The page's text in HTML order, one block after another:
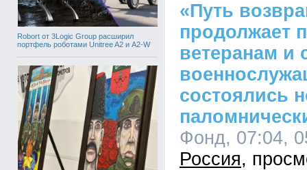
Robort от 3Logic Group расширил
портфель роботами Unitree A2 и A2-W
«Путь
продолжает
ветеранам и
состоялись
Фонд, 07:04,
Россия